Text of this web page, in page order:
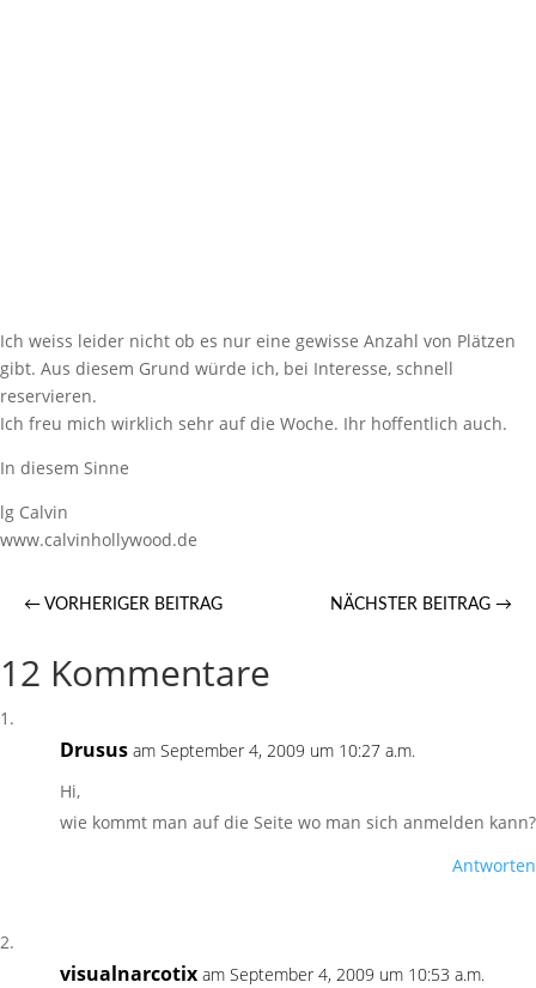
Ich weiss leider nicht ob es nur eine gewisse Anzahl von Plätzen
gibt. Aus diesem Grund würde ich, bei Interesse, schnell
reservieren.
Ich freu mich wirklich sehr auf die Woche. Ihr hoffentlich auch.
In diesem Sinne
lg Calvin
www.calvinhollywood.de
← VORHERIGER BEITRAG NÄCHSTER BEITRAG →
12 Kommentare
Drusus am September 4, 2009 um 10:27 a.m.
Hi,
wie kommt man auf die Seite wo man sich anmelden kann?
Antworten
visualnarcotix am September 4, 2009 um 10:53 a.m.